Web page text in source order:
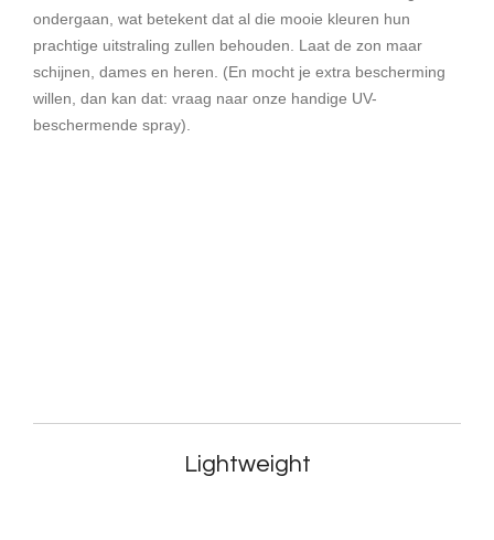
ondergaan, wat betekent dat al die mooie kleuren hun
prachtige uitstraling zullen behouden. Laat de zon maar
schijnen, dames en heren. (En mocht je extra bescherming
willen, dan kan dat: vraag naar onze handige UV-
beschermende spray).
Lightweight